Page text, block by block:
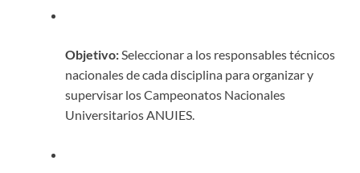
Objetivo:Seleccionar a los responsables técnicos
nacionales de cada disciplina para organizar y
supervisar los Campeonatos Nacionales
Universitarios ANUIES.